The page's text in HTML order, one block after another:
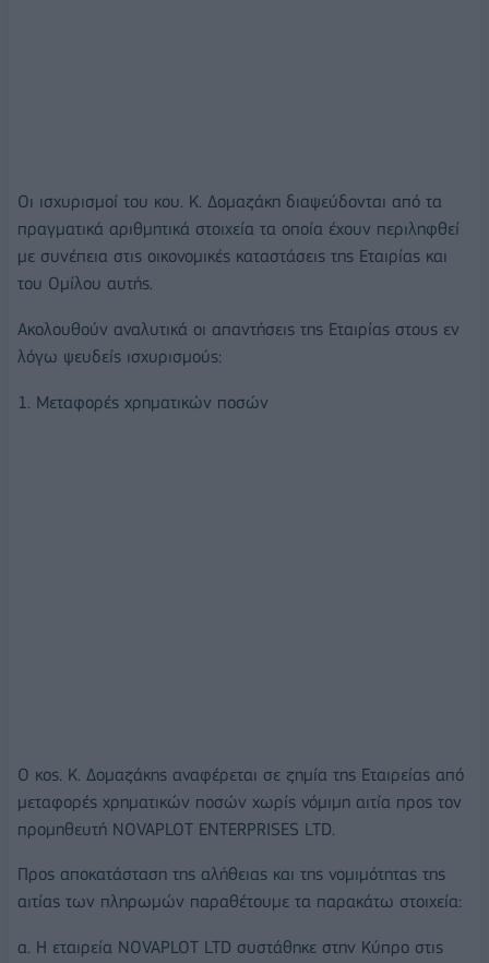
Οι ισχυρισμοί του κου. Κ. Δομαζάκη διαψεύδονται από τα
πραγματικά αριθμητικά στοιχεία τα οποία έχουν περιληφθεί
με συνέπεια στις οικονομικές καταστάσεις της Εταιρίας και
του Ομίλου αυτής.
Ακολουθούν αναλυτικά οι απαντήσεις της Εταιρίας στους εν
λόγω ψευδείς ισχυρισμούς:
1. Μεταφορές χρηματικών ποσών
Ο κος. Κ. Δομαζάκης αναφέρεται σε ζημία της Εταιρείας από
μεταφορές χρηματικών ποσών χωρίς νόμιμη αιτία προς τον
προμηθευτή NOVAPLOT ENTERPRISES LTD.
Προς αποκατάσταση της αλήθειας και της νομιμότητας της
αιτίας των πληρωμών παραθέτουμε τα παρακάτω στοιχεία:
α. Η εταιρεία NOVAPLOT LTD συστάθηκε στην Κύπρο στις